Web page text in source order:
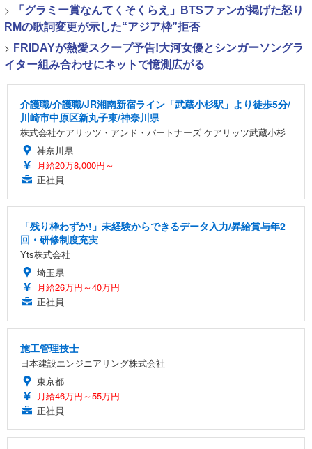
>
「グラミー賞なんてくそくらえ」BTSファンが掲げた怒り
RMの歌詞変更が示した“アジア枠”拒否
> FRIDAYが熱愛スクープ予告!大河女優とシンガーソングラ
イター組み合わせにネットで憶測広がる
介護職/介護職/JR湘南新宿ライン「武蔵小杉駅」より徒歩5分/
川崎市中原区新丸子東/神奈川県
株式会社ケアリッツ・アンド・パートナーズ ケアリッツ武蔵小杉
神奈川県
月給20万8,000円～
正社員
「残り枠わずか!」未経験からできるデータ入力/昇給賞与年2
回・研修制度充実
Yts株式会社
埼玉県
月給26万円～40万円
正社員
施工管理技士
日本建設エンジニアリング株式会社
東京都
月給46万円～55万円
正社員